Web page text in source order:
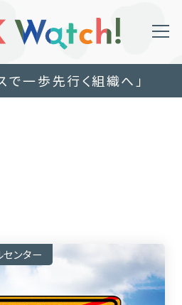
で一歩先行く組織へ」
ンター